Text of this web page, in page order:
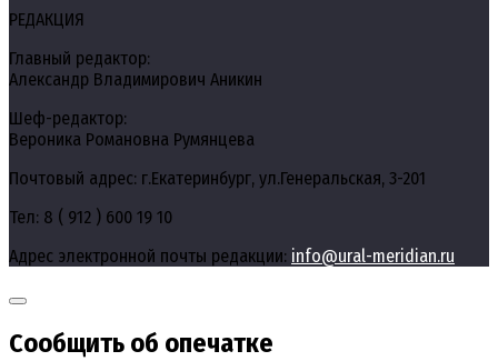
РЕДАКЦИЯ
Главный редактор:
Александр Владимирович Аникин
Шеф-редактор:
Вероника Романовна Румянцева
Почтовый адрес: г.Екатеринбург, ул.Генеральская, 3-201
Тел: 8 ( 912 ) 600 19 10
Адрес электронной почты редакции: info@ural-meridian.ru
Сообщить об опечатке